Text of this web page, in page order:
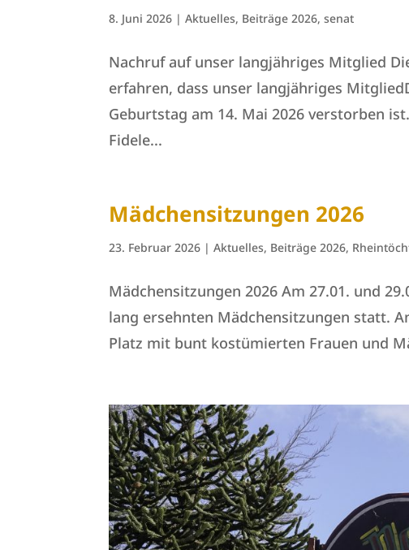
8. Juni 2026 |Aktuelles, Beiträge 2026,senat
Nachruf auf unser langjähriges Mitglied
erfahren, dass unser langjähriges
Geburtstag am 14. Mai 2026 verstorben
Fidele...
Mädchensitzungen 2026
23. Februar 2026 |Aktuelles, Beiträge 2026,
Mädchensitzungen 2026 Am 27.01. und
lang ersehnten Mädchensitzungen statt.
Platz mit bunt kostümierten Frauen und